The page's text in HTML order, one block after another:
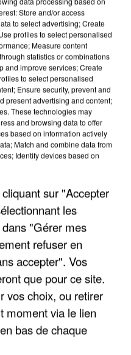
LES REFUGES
Store and/or access
to select advertising; Create
profiles to select personalised
Measure content
statistics or combinations
and improve services; Create
to select personalised
Ensure security, prevent and
present advertising and content;
These technologies may
and browsing data to offer
based on information actively
Match and combine data from
Identify devices based on
sur "Accepter
les
"Gérer mes
refuser en
accepter". Vos
que pour ce site.
vos choix, ou retirer
moment via le lien
bas de chaque